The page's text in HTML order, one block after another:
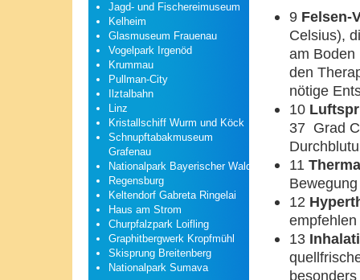
Jagd- und Fischereimuseum
Kelheim
Glasmuseum Frauenau
Vogelpark Irgenöd
Krummau
Pullman-City
Ilztalbahn
Linz
Kristallschiff Wurm und Köck
Schnupftabakmuseum
Grafenau
Nationalpark Bayerischer Wald
Regensburg
Keltendorf Gabreta Ringelai
Haus am Strom
Churpfalzpark Loifling
Graphitbergwerk Kropfmühl
Skisprung Breitenberg
Nationalpark Sumava
9 Felsen-
Celsius),
am Boden
den
nötige
10
37 Grad
11
12
13